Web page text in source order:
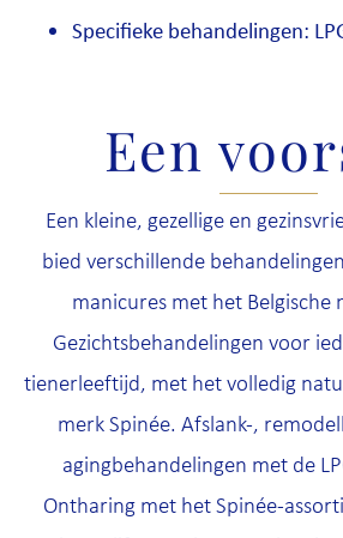
Specifieke behandelingen:
Een
Een kleine, gezellige en
bied verschillende
manicures met het Belgische
Gezichtsbehandelingen voor
tienerleeftijd, met het volledig
merk Spinée. Afslank-,
agingbehandelingen met de
Ontharing met het Spinée-